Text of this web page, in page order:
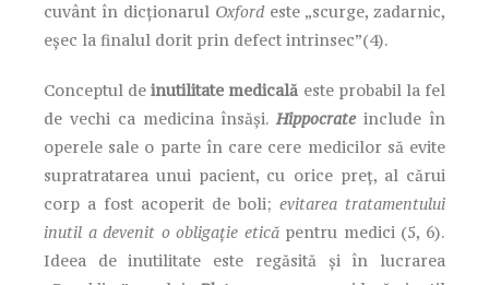
cuvânt în dicționarul Oxford este „scurge, zadarnic,
eșec la finalul dorit prin defect intrinsec”(4).
Conceptul deinutilitate medicală este probabil la fel
de vechi ca medicina însăși.Hippocrateinclude în
operele sale o parte în care cere medicilor să evite
supratratarea unui pacient, cu orice preț, al cărui
corp a fost acoperit de boli; evitarea tratamentului
inutil a devenit o obligație eticăpentru medici (5, 6).
Ideea de inutilitate este regăsită și în lucrarea